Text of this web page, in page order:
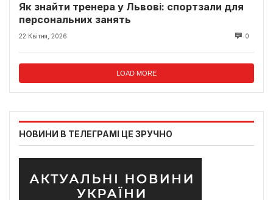
Як знайти тренера у Львові: спортзали для
персональних занять
22 Квітня, 2026 0
LOAD MORE
НОВИНИ В ТЕЛЕГРАМІ ЦЕ ЗРУЧНО